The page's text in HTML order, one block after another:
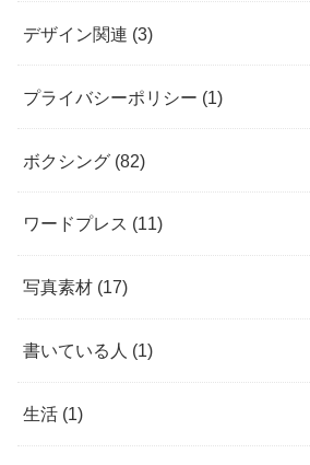
デザイン関連 (3)
プライバシーポリシー (1)
ボクシング (82)
ワードプレス (11)
写真素材 (17)
書いている人 (1)
生活 (1)